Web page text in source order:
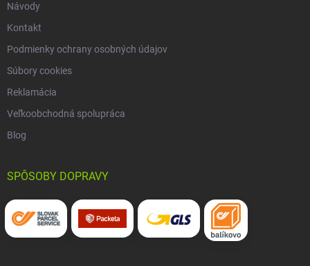
Návody
Kontakt
Podmienky ochrany osobných údajov
Súbory cookies
Reklamácia
Veľkoobchodná spolupráca
Blog
SPÔSOBY DOPRAVY